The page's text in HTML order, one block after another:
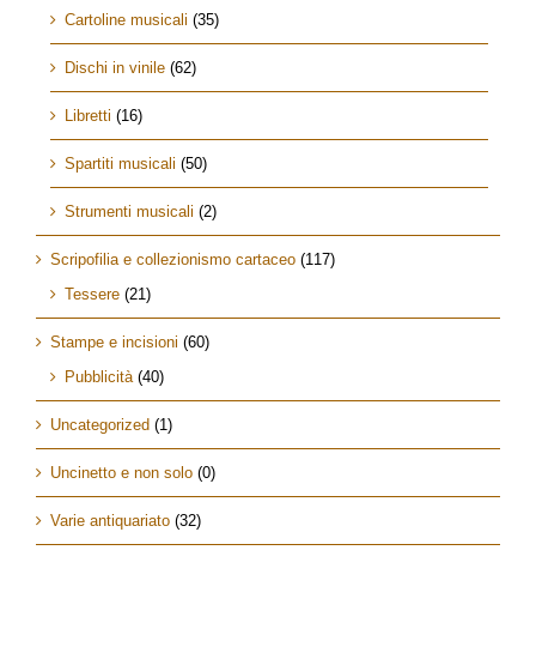
Cartoline musicali (35)
Dischi in vinile (62)
Libretti (16)
Spartiti musicali (50)
Strumenti musicali (2)
Scripofilia e collezionismo cartaceo (117)
Tessere (21)
Stampe e incisioni (60)
Pubblicità (40)
Uncategorized (1)
Uncinetto e non solo (0)
Varie antiquariato (32)